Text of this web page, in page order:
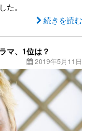
。
続きを読む
マ、1位は？
2019年5月11日